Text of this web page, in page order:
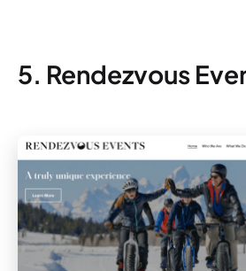
5. Rendezvous